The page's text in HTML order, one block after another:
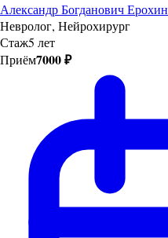
Александр Богданович Ерохин
Невролог, Нейрохирург
Стаж5 лет
Приём7000 ₽